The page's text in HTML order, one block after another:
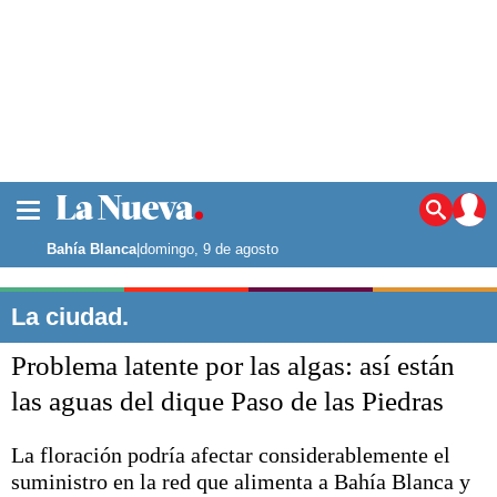
Noticias
La ciudad
Punta Alta
El mundo
Seguridad
Deportes
Escenario Olímpico
Liga del Sur
Bahía Blanca|domingo, 9 de agosto
La ciudad.
Problema latente por las algas: así están
las aguas del dique Paso de las Piedras
La floración podría afectar considerablemente el
suministro en la red que alimenta a Bahía Blanca y